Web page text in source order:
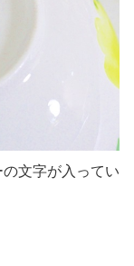
文字が入ってい